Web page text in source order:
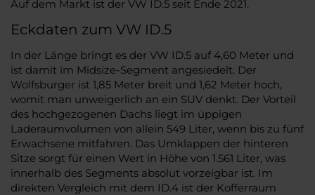
Auf dem Markt ist der VW ID.5 seit Ende 2021.
Eckdaten zum VW ID.5
In der Länge bringt es der VW ID.5 auf 4,60 Meter und
ist damit im Midsize-Segment angesiedelt. Der
Wolfsburger ist 1,85 Meter breit und 1,62 Meter hoch,
womit man unweigerlich an ein SUV denkt. Der Vorteil
des hochgezogenen Dachs liegt im üppigen
Laderaumvolumen von allein 549 Liter, wenn bis zu fünf
Erwachsene mitfahren. Das Umklappen der hinteren
Sitze sorgt für einen Wert in Höhe von 1.561 Liter, was
innerhalb des Segments absolut vorzeigbar ist. Im
direkten Vergleich mit dem ID.4 ist der Kofferraum